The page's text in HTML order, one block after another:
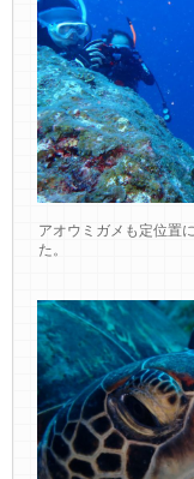
アオウミガメも定位置
た。